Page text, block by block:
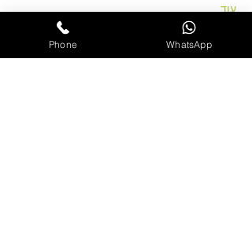
עוד
שיתוף
Phone WhatsApp